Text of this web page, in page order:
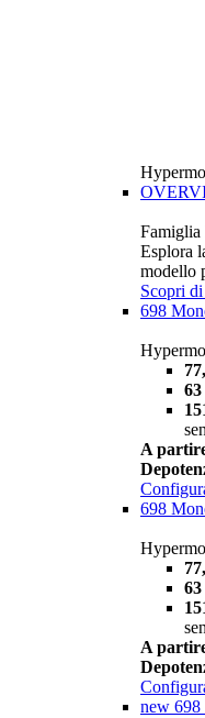
Famiglia
Esplora
modello
Scopri
698
A
698
A
new 698